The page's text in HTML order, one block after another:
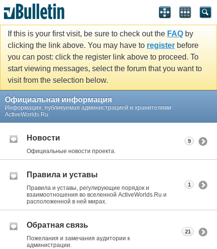
If this is your first visit, be sure to check out the FAQ by
clicking the link above. You may have to register before
you can post: click the register link above to proceed. To
start viewing messages, select the forum that you want to
visit from the selection below.
Официальная информация
Информация, публикуемая администрацией и хранителями
ActiveWorlds.Ru
Новости
Официальные новости проекта.
9
Правила и уставы
Правила и уставы, регулирующие порядок и
взаимоотношения во вселенной ActiveWorlds.Ru и
расположенной в ней мирах.
1
Обратная связь
Пожелания и замечания аудитории к
администрации.
21